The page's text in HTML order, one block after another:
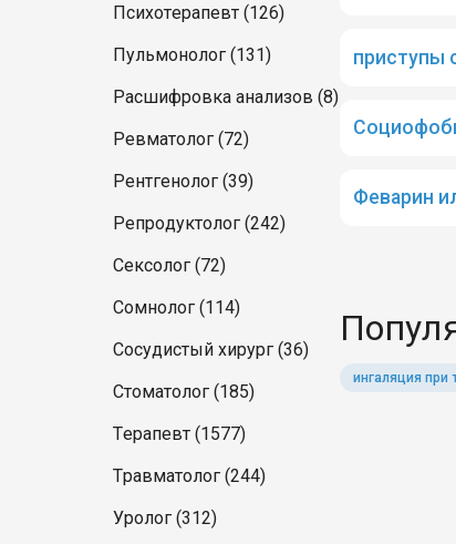
Психотерапевт (126)
Пульмонолог (131)
Расшифровка анализов (8)
Ревматолог (72)
Рентгенолог (39)
Репродуктолог (242)
Сексолог (72)
Сомнолог (114)
Сосудистый хирург (36)
Стоматолог (185)
Терапевт (1577)
Травматолог (244)
Уролог (312)
приступы
Феварин
ингаляция при